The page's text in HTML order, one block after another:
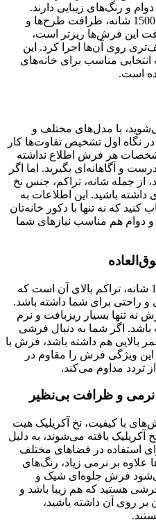
و رنگ‌های زیبایی دارند.
یکی از ویژگی‌های مهم فرش‌های 1500 شانه، ظرافت طرح‌ها و
این فرش‌ها ریزتر است،
روی آن‌ها اجرا کرد. این
1500 شانه را به انتخابی مناسب برای خانه‌های
است.
با مدل‌های مختلف و
نگاه اول تشخیص تفاوت‌ها کار
هر فرش اطلاع نداشته
و آگاهانه‌ای بگیرید. اما اگر
از جمله شانه، تراکم، جنس نخ
داشته باشید. این اطلاعات به
که نه تنها با دکور خانه‌تان
و دوام هم مناسب نیازهای شما
یکی از ویژگی‌های مهم فرش 1500 شانه، تراکم بالای آن است که
و راحتی برای شما داشته باشد.
نه تنها بسیار ریزبافت و نرم
باشد. اگر شما به دنبال فرشی
بالایی هم داشته باشد، فرش با
است. این ویژگی فرش را مقاوم در
تردد مداوم می‌کند.
و ظرافت بی‌نظیر
با کیفیت، نخ آکریلیک هیت
بافته می‌شوند، به دلیل
استفاده در فضاهای مختلف
علاوه بر نرمی زیاد، رنگ‌های
فرش جلوه‌ای شیک و
هستید که هم زیبا باشد و
روی آن داشته باشید،